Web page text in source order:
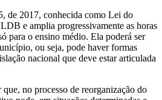
de 2017, conhecida como Lei do
e amplia progressivamente as horas
para o ensino médio. Ela poderá ser
ou seja, pode haver formas
nacional que deve estar articulada
que, no processo de reorganização do